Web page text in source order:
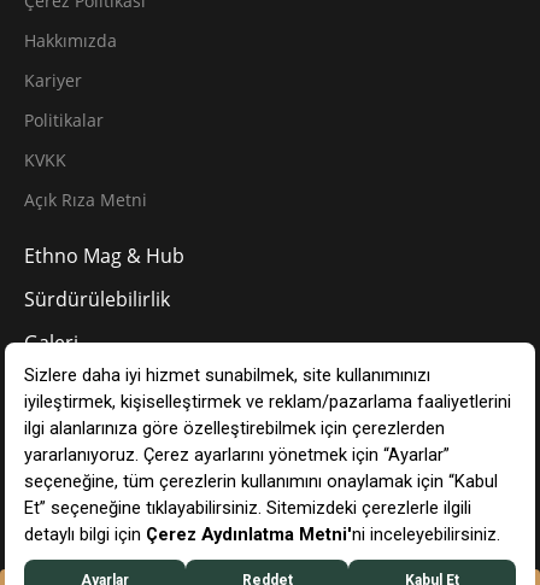
Hakkımızda
Kariyer
Politikalar
KVKK
Açık Rıza Metni
Ethno Mag & Hub
Sürdürülebilirlik
Galeri
Ethno Blog
İletişim
TR
Çerez Tercihlerinizi Yönetin
Ethno Hotels © 2024